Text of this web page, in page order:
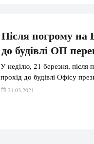
Після погрому на
до будівлі ОП
У неділю, 21 березня, після
прохід до будівлі Офісу
21.03.2021